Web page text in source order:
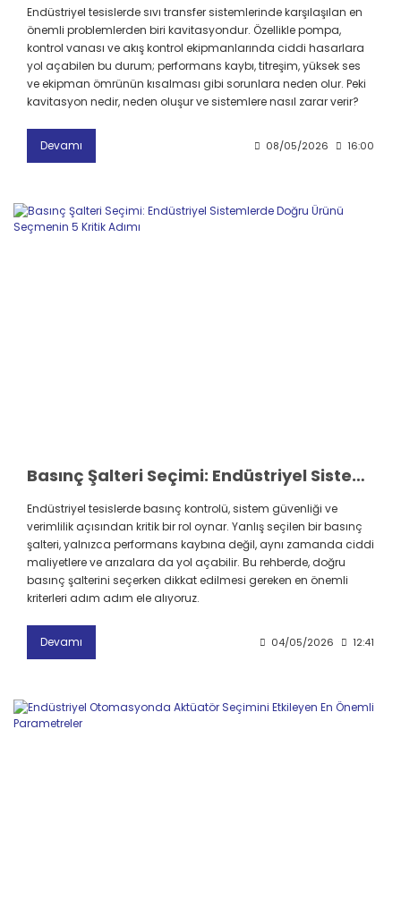
Endüstriyel tesislerde sıvı transfer sistemlerinde karşılaşılan en
önemli problemlerden biri kavitasyondur. Özellikle pompa,
kontrol vanası ve akış kontrol ekipmanlarında ciddi hasarlara
yol açabilen bu durum; performans kaybı, titreşim, yüksek ses
ve ekipman ömrünün kısalması gibi sorunlara neden olur. Peki
kavitasyon nedir, neden oluşur ve sistemlere nasıl zarar verir?
Devamı 08/05/2026 16:00
Basınç Şalteri Seçimi: Endüstriyel Sistemlerde Doğru Ürünü Seçmenin 5 Kritik Adımı
Endüstriyel tesislerde basınç kontrolü, sistem güvenliği ve
verimlilik açısından kritik bir rol oynar. Yanlış seçilen bir basınç
şalteri, yalnızca performans kaybına değil, aynı zamanda ciddi
maliyetlere ve arızalara da yol açabilir. Bu rehberde, doğru
basınç şalterini seçerken dikkat edilmesi gereken en önemli
kriterleri adım adım ele alıyoruz.
Devamı 04/05/2026 12:41